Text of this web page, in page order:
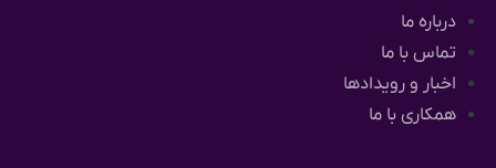
درباره ما
تماس با ما
اخبار و رویدادها
همکاری با ما